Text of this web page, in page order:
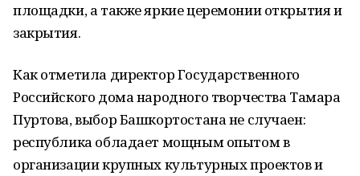
площадки, а также яркие церемонии открытия и
закрытия.
Как отметила директор Государственного
Российского дома народного творчества Тамара
Пуртова, выбор Башкортостана не случаен:
республика обладает мощным опытом в
организации крупных культурных проектов и